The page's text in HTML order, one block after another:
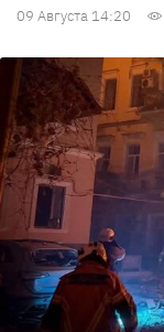
09 Августа 14:20